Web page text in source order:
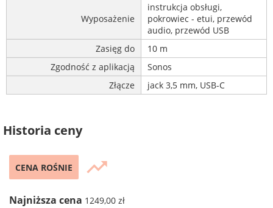
Wyposażenie
instrukcja obsługi,
pokrowiec - etui, przewód
audio, przewód USB
Zasięg do
10 m
Zgodność z aplikacją
Sonos
Złącze
jack 3,5 mm, USB-C
Historia ceny
CENA ROŚNIE trending_up
Najniższa cena 1249,00 zł